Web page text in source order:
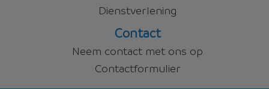
Dienstverlening
Contact
Neem contact met ons op
Contactformulier